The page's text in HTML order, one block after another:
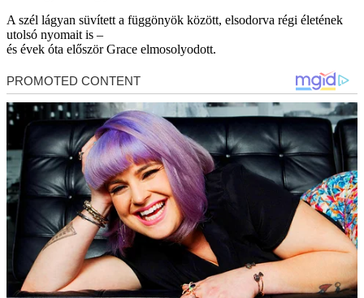
A szél lágyan süvített a függönyök között, elsodorva régi életének
utolsó nyomait is –
és évek óta először Grace elmosolyodott.